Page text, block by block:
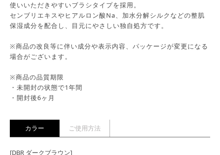
使いいただきやすいブラシタイプを採用。
センブリエキスやヒアルロン酸Na、加水分解シルクなどの整肌
保湿成分を配合し、目元にやさしい独自処方です。
※商品の改良等に伴い成分や表示内容、パッケージが変更になる
場合がございます。
※商品の品質期限
・未開封の状態で1年間
・開封後6ヶ月
カラー ご使用方法
[DBR ダークブラウン]